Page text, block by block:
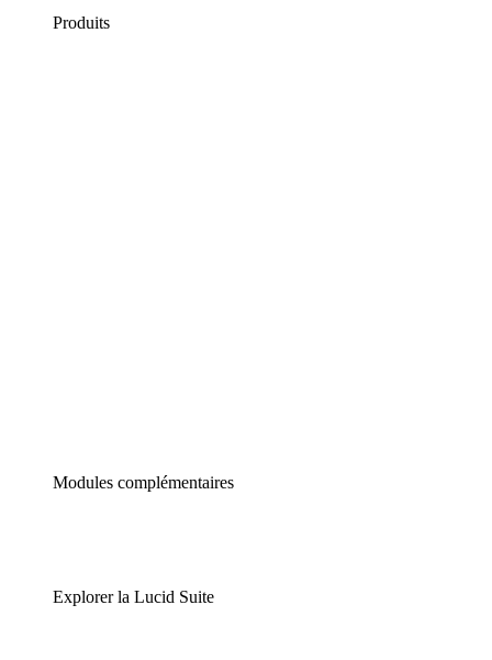
Produits
Modules complémentaires
Explorer la Lucid Suite